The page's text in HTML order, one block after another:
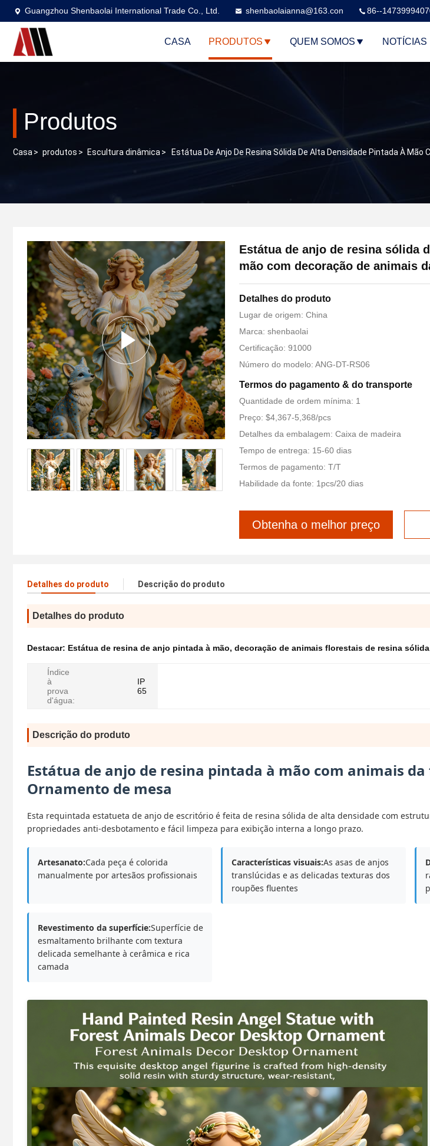
Guangzhou Shenbaolai International Trade Co., Ltd. shenbaolaianna@163.con 86--
CASA PRODUTOS QUEM SOMOS NOTÍCIAS
Produtos
Casa> produtos > Escultura dinâmica> Estátua De Anjo De Resina Sólida De Alta Densidade Pintada À Mão
Estátua de anjo de resina sólida
mão com decoração de animais
Detalhes do produto
Lugar de origem: China
Marca: shenbaolai
Certificação: 91000
Número do modelo: ANG-DT-RS06
Termos do pagamento & do transporte
Quantidade de ordem mínima: 1
Preço: $4,367-5,368/pcs
Detalhes da embalagem: Caixa de madeira
Tempo de entrega: 15-60 dias
Termos de pagamento: T/T
Habilidade da fonte: 1pcs/20 dias
Obtenha o melhor preço
Detalhes do produto Descrição do produto
Detalhes do produto
Destacar: Estátua de resina de anjo pintada à mão, decoração de animais florestais de resina sólida
Índice
à
prova
d'água:
IP
65
Descrição do produto
Estátua de anjo de resina pintada à mão com animais
Ornamento de mesa
Esta requintada estatueta de anjo de escritório é feita de resina sólida de alta densidade com
propriedades anti-desbotamento e fácil limpeza para exibição interna a longo prazo.
Artesanato:Cada peça é colorida
manualmente por artesãos profissionais
Características visuais:As asas de anjos
translúcidas e as delicadas texturas dos
roupões fluentes
Revestimento da superfície:Superfície de
esmaltamento brilhante com textura
delicada semelhante à cerâmica e rica
camada